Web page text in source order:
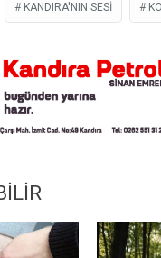
Bulundu